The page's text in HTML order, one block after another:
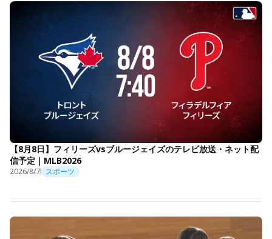
【8月8日】フィリーズvsブルージェイズのテレビ放送・ネット配
信予定｜MLB2026
2026/8/7 スポーツ